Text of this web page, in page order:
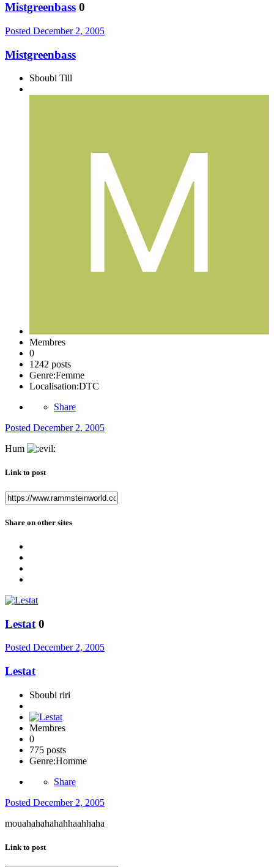
Mistgreenbass 0
Posted December 2, 2005
Mistgreenbass
Sboubi Till
Membres
0
1242 posts
Genre:Femme
Localisation:DTC
Share
Posted December 2, 2005
Hum
Link to post
Share on other sites
Lestat 0
Posted December 2, 2005
Lestat
Sboubi riri
Membres
0
775 posts
Genre:Homme
Share
Posted December 2, 2005
mouahahahahahhaahhaha
Link to post